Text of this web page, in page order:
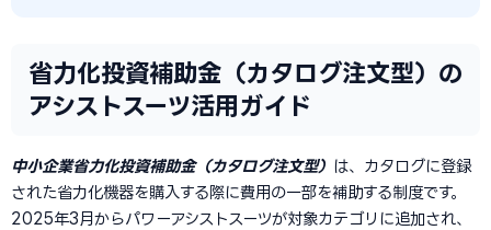
省力化投資補助金（カタログ注文型）の
アシストスーツ活用ガイド
中小企業省力化投資補助金（カタログ注文型） は、カタログに登録
された省力化機器を購入する際に費用の一部を補助する制度です。
2025年3月からパワーアシストスーツが対象カテゴリに追加され、